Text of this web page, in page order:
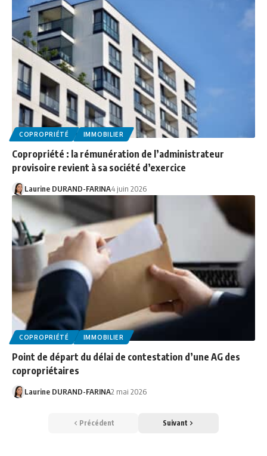
COPROPRIÉTÉ IMMOBILIER
Copropriété : la rémunération de l’administrateur
provisoire revient à sa société d’exercice
Laurine DURAND-FARINA4 juin 2026
COPROPRIÉTÉ IMMOBILIER
Point de départ du délai de contestation d’une AG des
copropriétaires
Laurine DURAND-FARINA2 mai 2026
Précédent Suivant